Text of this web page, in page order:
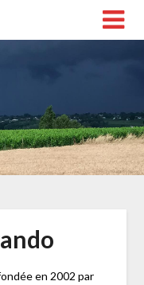
en 2002 par